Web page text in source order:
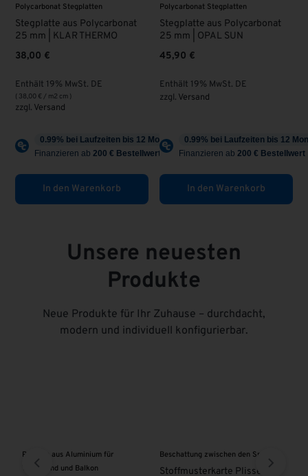
Polycarbonat Stegplatten
Stegplatte aus Polycarbonat
25 mm | KLAR THERMO
38,00 €
Enthält 19% MwSt. DE
( 38,00 € / m2 cm )
zzgl. Versand
In den Warenkorb
Polycarbonat Stegplatten
Stegplatte aus Polycarbonat
25 mm | OPAL SUN
45,90 €
Enthält 19% MwSt. DE
zzgl. Versand
In den Warenkorb
Unsere neuesten
Produkte
Neue Produkte für Ihr Zuhause – durchdacht,
modern und individuell konfigurierbar.
Paneele aus Aluminium für
Trennwand und Balkon
Beschattung zwischen den Sparren
Stoffmusterkarte Plissees